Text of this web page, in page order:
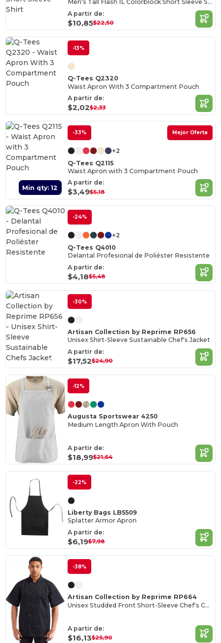
Men's Tall Flash IL Colorblock Short Sleeve Shirt
A partir de:
$10,85$22,50
-13%
Q-Tees Q2320
Waist Apron With 3 Compartment Pouch
A partir de:
$2,02$2,33
Min qty: 12
-33% Mejor Oferta
+2
Q-Tees Q2115
Waist Apron with 3 Compartment Pouch
A partir de:
$3,49$5,18
-24%
+2
Q-Tees Q4010
Delantal Profesional de Poliéster Resistente
A partir de:
$4,18$5,48
-30%
Artisan Collection by Reprime RP656
Unisex Shirt-Sleeve Sustainable Chef's Jacket
A partir de:
$17,52$24,90
-12%
Augusta Sportswear 4250
Medium Length Apron With Pouch
A partir de:
$18,99$21,64
-22%
Liberty Bags LB5509
Splatter Armor Apron
A partir de:
$6,19$7,98
-38%
Artisan Collection by Reprime RP664
Unisex Studded Front Short-Sleeve Chef's Coat
A partir de:
$16,13$25,90